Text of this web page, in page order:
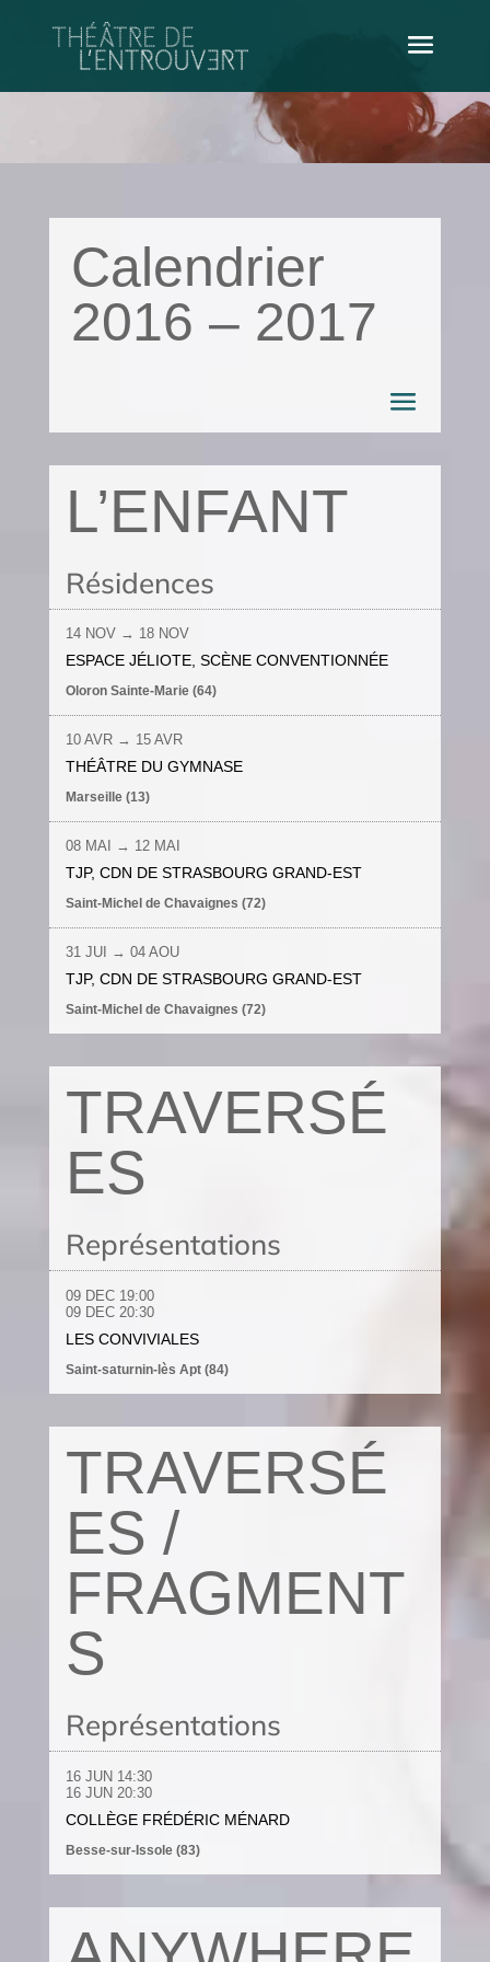
Calendrier
2016 – 2017
L’ENFANT
Résidences
14 NOV→ 18 NOV
ESPACE JÉLIOTE, SCÈNE CONVENTIONNÉE
Oloron Sainte-Marie (64)
10 AVR→ 15 AVR
THÉÂTRE DU GYMNASE
Marseille (13)
08 MAI → 12 MAI
TJP, CDN DE STRASBOURG GRAND-EST
Saint-Michel de Chavaignes (72)
31 JUI → 04 AOU
TJP, CDN DE STRASBOURG GRAND-EST
Saint-Michel de Chavaignes (72)
TRAVERSÉ
ES
Représentations
09 DEC 19:00
09 DEC 20:30
LES CONVIVIALES
Saint-saturnin-lès Apt (84)
TRAVERSÉ
ES /
FRAGMENT
S
Représentations
16 JUN 14:30
16 JUN 20:30
COLLÈGE FRÉDÉRIC MÉNARD
Besse-sur-Issole (83)